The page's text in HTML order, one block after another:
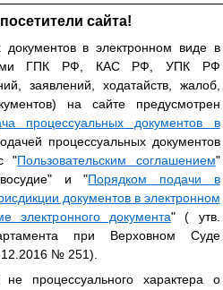
сайта!
документов в электронном виде в
ГПК РФ, КАС РФ, УПК РФ
заявлений, ходатайств, жалоб,
на сайте предусмотрен
процессуальных документов в
процессуальных документов
"Пользовательским соглашением"
и "Порядком подачи в
документов в электронном
документа" ( утв.
при Верховном Суде
№ 251).
процессуального характера о